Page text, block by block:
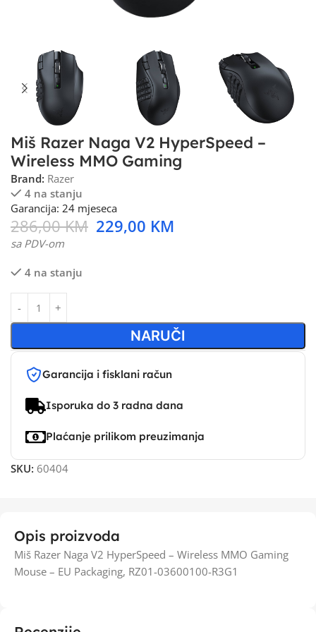
Miš Razer Naga V2 HyperSpeed –
Wireless MMO Gaming
Brand: Razer
4 na stanju
Garancija: 24 mjeseca
286,00KM 229,00 KM
sa PDV-om
4 na stanju
NARUČI
Garancija i fisklani račun
Isporuka do 3 radna dana
Plaćanje prilikom preuzimanja
SKU: 60404
Opis proizvoda
Miš Razer Naga V2 HyperSpeed – Wireless MMO Gaming
Mouse – EU Packaging, RZ01-03600100-R3G1